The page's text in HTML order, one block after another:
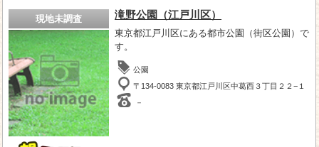
現地未調査 滝野公園（江戸川区）
東京都江戸川区にある都市公園（街区公園）で
す。
公園
〒134-0083 東京都江戸川区中葛西３丁目２２−１
－